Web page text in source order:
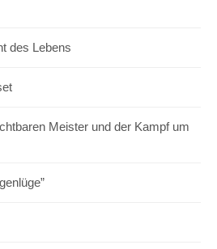
des Lebens
Meister und der Kampf um